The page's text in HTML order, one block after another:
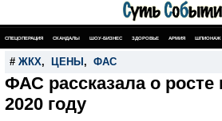
СПЕЦОПЕРАЦИЯ СКАНДАЛЫ ШОУ-БИЗНЕС ЗДОРОВЬЕ АРМИЯ ШПИОНАЖ
# ЖКХ, ЦЕНЫ , ФАС
ФАС рассказала о
2020 году